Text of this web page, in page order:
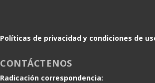
Políticas de privacidad y condiciones de
CONTÁCTENOS
Radicación correspondencia: